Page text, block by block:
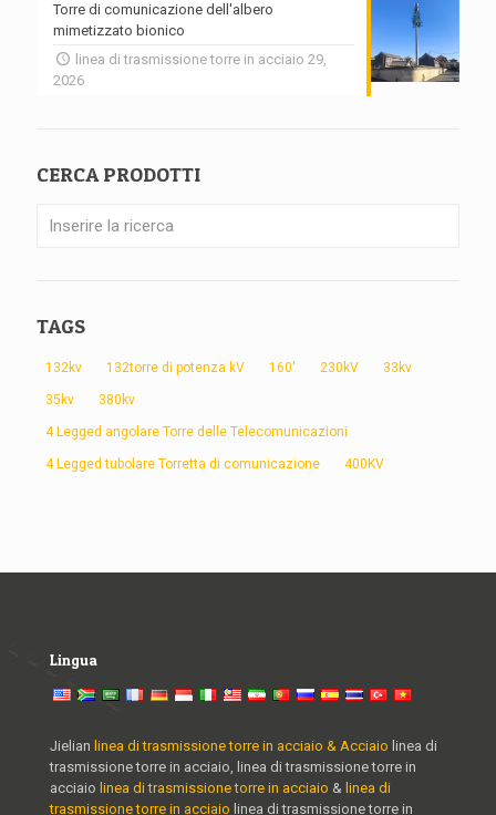
Torre di comunicazione dell'albero
mimetizzato bionico
linea di trasmissione torre in acciaio 29,
2026
CERCA PRODOTTI
TAGS
132kv 132torre di potenza kV 160' 230kV 33kv
35kv 380kv
4 Legged angolare Torre delle Telecomunicazioni
4 Legged tubolare Torretta di comunicazione 400KV
Lingua
Jielian linea di trasmissione torre in acciaio & Acciaio linea di
trasmissione torre in acciaio, linea di trasmissione torre in
acciaio linea di trasmissione torre in acciaio & linea di
trasmissione torre in acciaio linea di trasmissione torre in